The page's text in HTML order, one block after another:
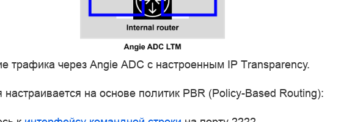
трафика через Angie ADC с настроенным IP Transparency.
на основе политик PBR (Policy-Based Routing):